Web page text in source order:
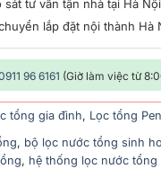
sát tư vấn tận nhà tại Hà Nội
lắp đặt nội thành Hà
96 6161 (Giờ làm việc từ
tổng gia đình, Lọc tổng
, bộ lọc nước tổng sinh
, hệ thống lọc nước tổng